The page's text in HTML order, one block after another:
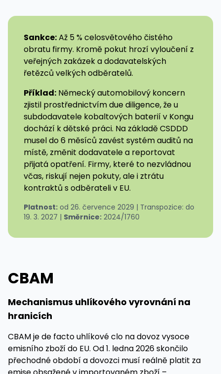
Sankce:Až 5 % celosvětového čistého
obratu firmy. Kromě pokut hrozí vyloučení z
veřejných zakázek a dodavatelských
řetězců velkých odběratelů.
Příklad: Německý automobilový koncern
zjistil prostřednictvím due diligence, že u
subdodavatele kobaltových baterií v Kongu
dochází k dětské práci. Na základě CSDDD
musel do 6 měsíců zavést systém auditů na
místě, změnit dodavatele a reportovat
přijatá opatření. Firmy, které to nezvládnou
včas, riskují nejen pokuty, ale i ztrátu
kontraktů s odběrateli v EU.
Platnost: od 26. července 2029 | Transpozice: do
19. 3. 2027 | Směrnice: 2024/1760
CBAM
Mechanismus uhlíkového vyrovnání na
hranicích
CBAM je de facto uhlíkové clo na dovoz vysoce
emisního zboží do EU. Od 1. ledna 2026 skončilo
přechodné období a dovozci musí reálně platit za